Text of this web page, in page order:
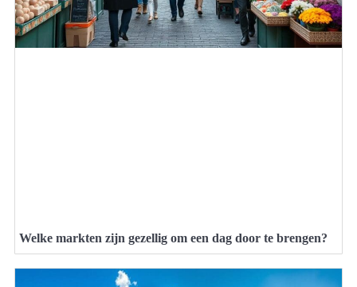
Welke markten zijn gezellig om een dag door te brengen?